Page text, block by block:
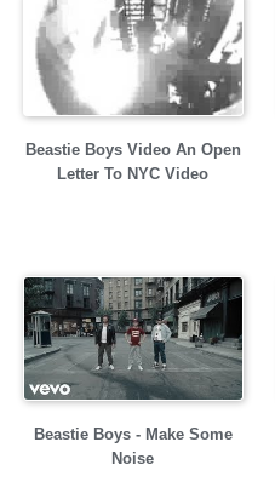
Beastie Boys Video An Open
Letter To NYC Video
Beastie Boys - Make Some
Noise